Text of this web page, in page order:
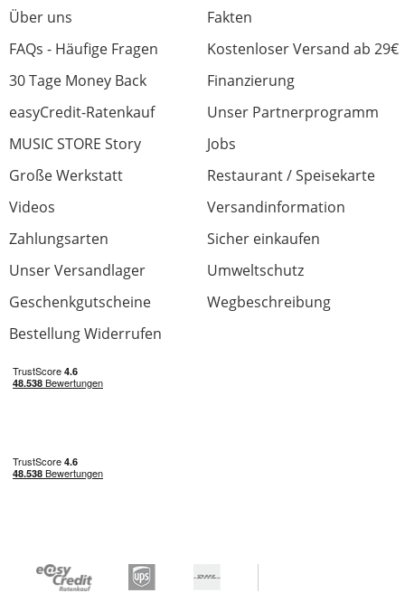
Über uns
Fakten
FAQs - Häufige Fragen
Kostenloser Versand ab 29€
30 Tage Money Back
Finanzierung
easyCredit-Ratenkauf
Unser Partnerprogramm
MUSIC STORE Story
Jobs
Große Werkstatt
Restaurant / Speisekarte
Videos
Versandinformation
Zahlungsarten
Sicher einkaufen
Unser Versandlager
Umweltschutz
Geschenkgutscheine
Wegbeschreibung
Bestellung Widerrufen